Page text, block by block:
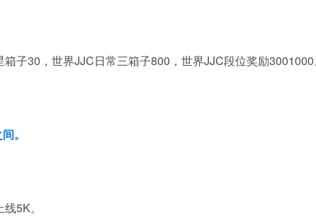
子30，世界JJC日常三箱子800，世界JJC段位奖励3001000
。
5K。